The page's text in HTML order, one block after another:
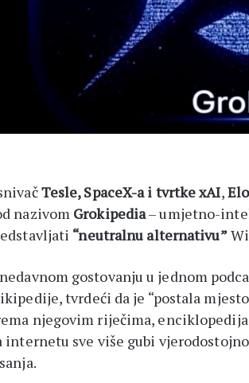
Tesle, SpaceX-a i tvrtke xAI,
nazivom Grokipedia– umjetno-
“neutralnu alternativu”
gostovanju u jednom
tvrdeći da je “postala
njegovim riječima,
internetu sve više gubi